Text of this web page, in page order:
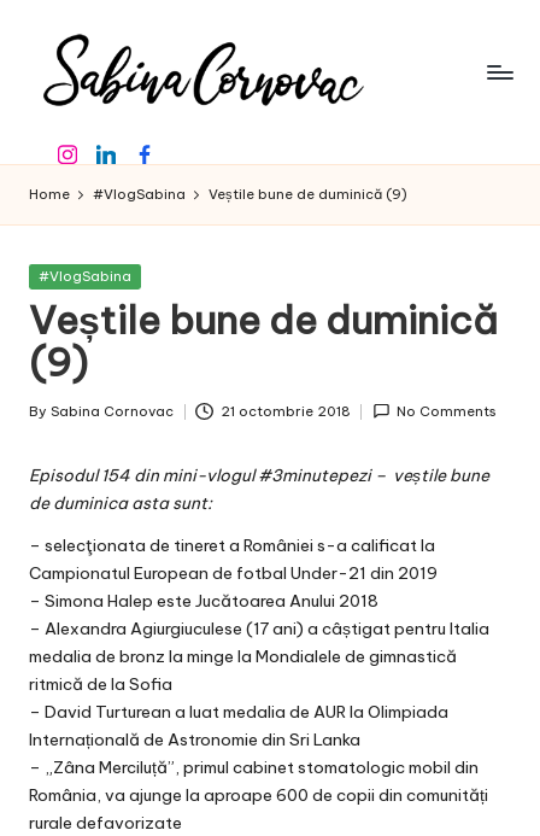
content
a
b
in
a
C
o
r
n
o
v
a
c
O
nl
in
e
creator
de
16
-
InstagramLinkedinFacebook
Home #VlogSabina Veștile bune de duminică (9)
Posted
#VlogSabina
Veștile bune de duminică
(9)
Posted
By Sabina Cornovac 21 octombrie 2018 No Comments
Episodul 154 din mini-vlogul #3minutepezi – veștile bune
de duminica asta sunt:
– selecţionata de tineret a României s-a calificat la
Campionatul European de fotbal Under-21 din 2019
– Simona Halep este Jucătoarea Anului 2018
– Alexandra Agiurgiuculese (17 ani) a câștigat pentru Italia
medalia de bronz la minge la Mondialele de gimnastică
ritmică de la Sofia
– David Turturean a luat medalia de AUR la Olimpiada
Internațională de Astronomie din Sri Lanka
– „Zâna Merciluță”, primul cabinet stomatologic mobil din
România, va ajunge la aproape 600 de copii din comunități
rurale defavorizate